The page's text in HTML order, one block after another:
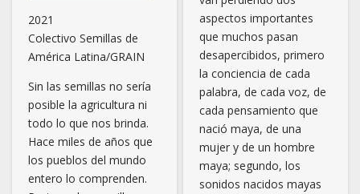
2021
Colectivo Semillas de
América Latina/GRAIN
Sin las semillas no sería
posible la agricultura ni
todo lo que nos brinda.
Hace miles de años que
los pueblos del mundo
entero lo comprenden.
aspectos importantes
que muchos pasan
desapercibidos, primero
la conciencia de cada
palabra, de cada voz, de
cada pensamiento que
nació maya, de una
mujer y de un hombre
maya; segundo, los
sonidos nacidos mayas